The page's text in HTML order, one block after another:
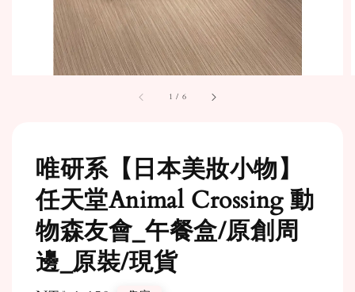
1 / 6
唯研系【日本美妝小物】
任天堂Animal Crossing 動
物森友會_午餐盒/原創周
邊_原裝/現貨